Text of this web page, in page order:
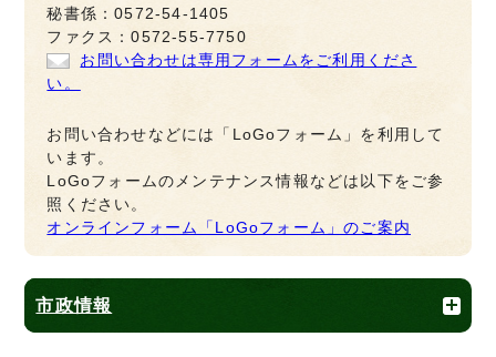
秘書係：0572-54-1405
ファクス：0572-55-7750
お問い合わせは専用フォームをご利用くださ
い。
お問い合わせなどには「LoGoフォーム」を利用して
います。
LoGoフォームのメンテナンス情報などは以下をご参
照ください。
オンラインフォーム「LoGoフォーム」のご案内
市政情報